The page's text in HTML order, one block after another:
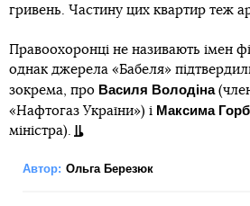
гривень. Частину цих квартир теж
Правоохоронці не називають імен
однак джерела «Бабеля»
зокрема, про Василя Володіна
«Нафтогаз України») і Максима
міністра).
Автор: Ольга Березюк